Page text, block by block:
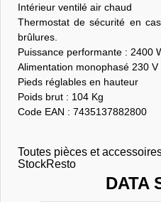
Intérieur ventilé air chaud
Thermostat de sécurité en
brûlures.
Puissance performante : 2400
Alimentation monophasé 230 V
Pieds réglables en hauteur
Poids brut : 104 Kg
Code EAN : 7435137882800
Toutes pièces et
StockResto
DATA